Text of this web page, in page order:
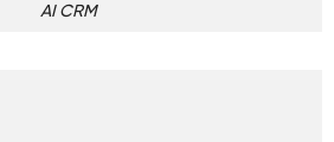
AI CRM